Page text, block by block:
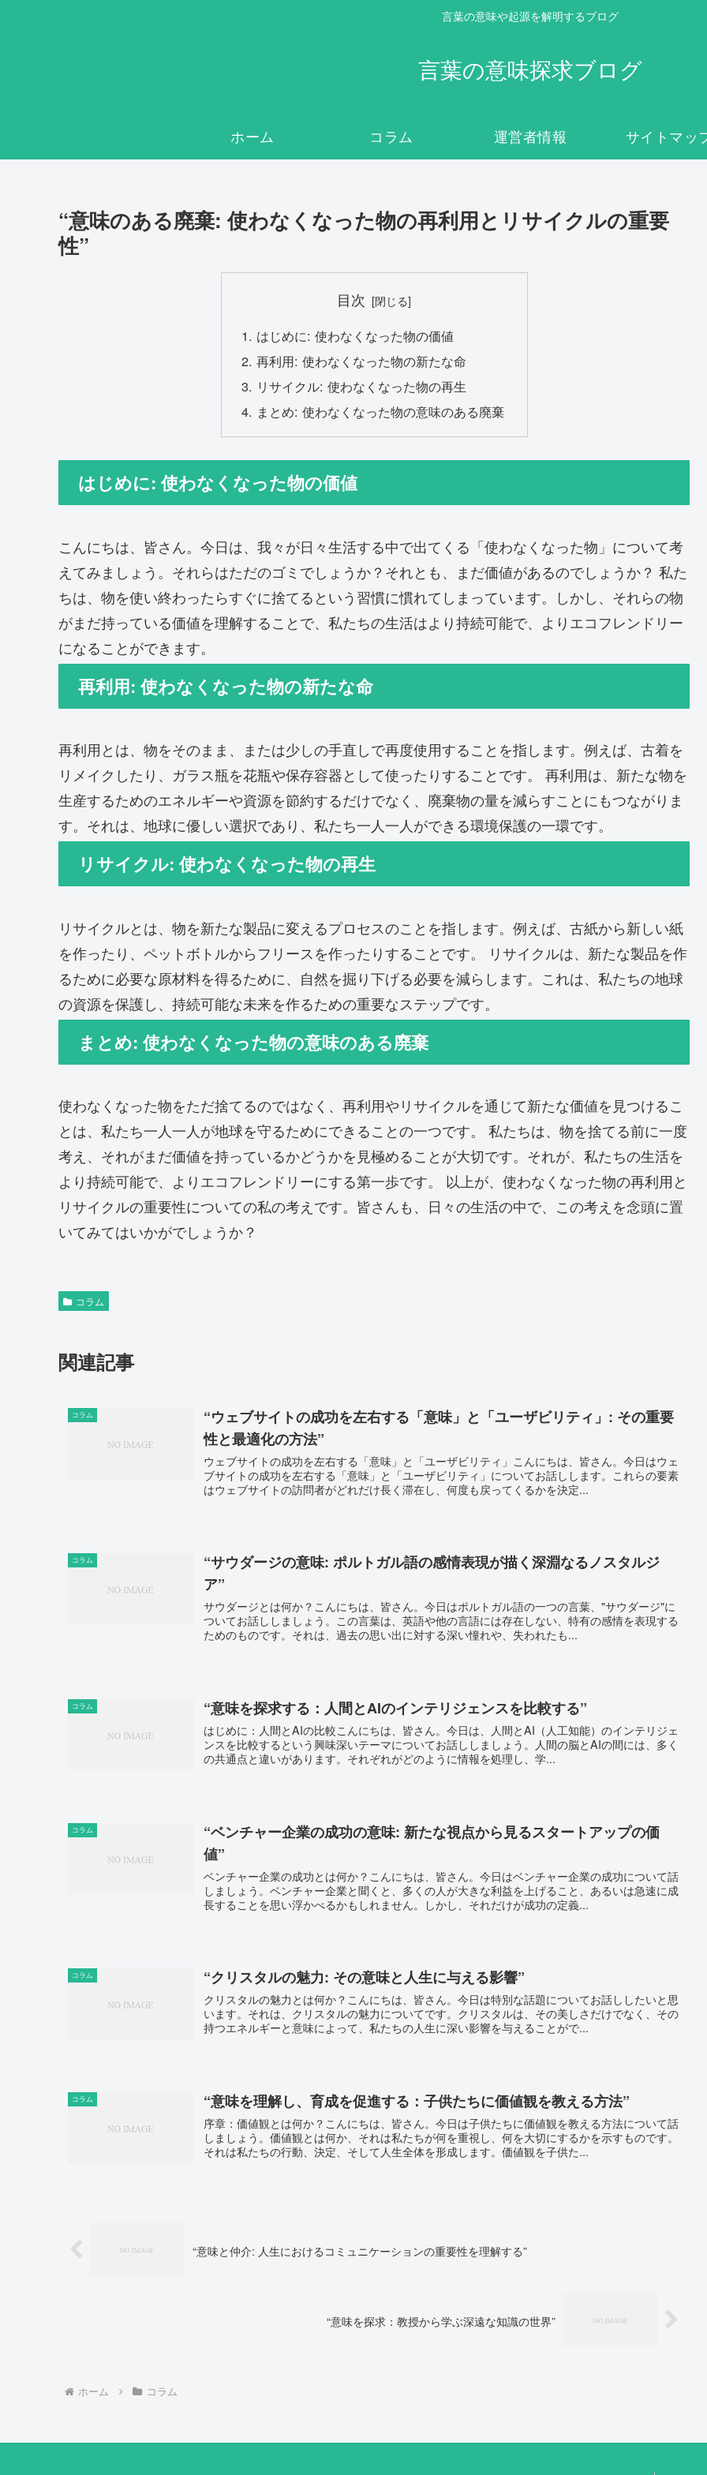
言葉の意味や起源を解明するブログ
言葉の意味探求ブログ
ホーム コラム 運営者情報 サイトマッ
“意味のある廃棄: 使わなくなった物の再利用とリサイクルの重要
性”
目次
はじめに: 使わなくなった物の価値
再利用: 使わなくなった物の新たな命
リサイクル: 使わなくなった物の再生
まとめ: 使わなくなった物の意味のある廃棄
はじめに: 使わなくなった物の価値
こんにちは、皆さん。今日は、我々が日々生活する中で出てくる「使わなくなった物」について考
えてみましょう。それらはただのゴミでしょうか？それとも、まだ価値があるのでしょうか？ 私た
ちは、物を使い終わったらすぐに捨てるという習慣に慣れてしまっています。しかし、それらの物
がまだ持っている価値を理解することで、私たちの生活はより持続可能で、よりエコフレンドリー
になることができます。
再利用: 使わなくなった物の新たな命
再利用とは、物をそのまま、または少しの手直しで再度使用することを指します。例えば、古着を
リメイクしたり、ガラス瓶を花瓶や保存容器として使ったりすることです。 再利用は、新たな物を
生産するためのエネルギーや資源を節約するだけでなく、廃棄物の量を減らすことにもつながりま
す。それは、地球に優しい選択であり、私たち一人一人ができる環境保護の一環です。
リサイクル: 使わなくなった物の再生
リサイクルとは、物を新たな製品に変えるプロセスのことを指します。例えば、古紙から新しい紙
を作ったり、ペットボトルからフリースを作ったりすることです。 リサイクルは、新たな製品を作
るために必要な原材料を得るために、自然を掘り下げる必要を減らします。これは、私たちの地球
の資源を保護し、持続可能な未来を作るための重要なステップです。
まとめ: 使わなくなった物の意味のある廃棄
使わなくなった物をただ捨てるのではなく、再利用やリサイクルを通じて新たな価値を見つけるこ
とは、私たち一人一人が地球を守るためにできることの一つです。 私たちは、物を捨てる前に一度
考え、それがまだ価値を持っているかどうかを見極めることが大切です。それが、私たちの生活を
より持続可能で、よりエコフレンドリーにする第一歩です。 以上が、使わなくなった物の再利用と
リサイクルの重要性についての私の考えです。皆さんも、日々の生活の中で、この考えを念頭に置
いてみてはいかがでしょうか？
コラム
関連記事
コラム
“ウェブサイトの成功を左右する「意味」と「ユーザビリティ」: その重要
性と最適化の方法”
ウェブサイトの成功を左右する「意味」と「ユーザビリティ」こんにちは、皆さん。今日はウェ
ブサイトの成功を左右する「意味」と「ユーザビリティ」についてお話しします。これらの要素
はウェブサイトの訪問者がどれだけ長く滞在し、何度も戻ってくるかを決定...
コラム
“サウダージの意味: ポルトガル語の感情表現が描く深淵なるノスタルジ
ア”
サウダージとは何か？こんにちは、皆さん。今日はポルトガル語の一つの言葉、"サウダージ"に
ついてお話ししましょう。この言葉は、英語や他の言語には存在しない、特有の感情を表現する
ためのものです。それは、過去の思い出に対する深い憧れや、失われたも...
コラム “意味を探求する：人間とAIのインテリジェンスを比較する”
はじめに：人間とAIの比較こんにちは、皆さん。今日は、人間とAI（人工知能）のインテリジェ
ンスを比較するという興味深いテーマについてお話ししましょう。人間の脳とAIの間には、多く
の共通点と違いがあります。それぞれがどのように情報を処理し、学...
コラム
“ベンチャー企業の成功の意味: 新たな視点から見るスタートアップの価
値”
ベンチャー企業の成功とは何か？こんにちは、皆さん。今日はベンチャー企業の成功について話
しましょう。ベンチャー企業と聞くと、多くの人が大きな利益を上げること、あるいは急速に成
長することを思い浮かべるかもしれません。しかし、それだけが成功の定義...
コラム “クリスタルの魅力: その意味と人生に与える影響”
クリスタルの魅力とは何か？こんにちは、皆さん。今日は特別な話題についてお話ししたいと思
います。それは、クリスタルの魅力についてです。クリスタルは、その美しさだけでなく、その
持つエネルギーと意味によって、私たちの人生に深い影響を与えることがで...
コラム “意味を理解し、育成を促進する：子供たちに価値観を教える方法”
序章：価値観とは何か？こんにちは、皆さん。今日は子供たちに価値観を教える方法について話
しましょう。価値観とは何か、それは私たちが何を重視し、何を大切にするかを示すものです。
それは私たちの行動、決定、そして人生全体を形成します。価値観を子供た...
“意味と仲介: 人生におけるコミュニケーションの重要性を理解する”
“意味を探求：教授から学ぶ深遠な知識の世界”
ホーム コラム